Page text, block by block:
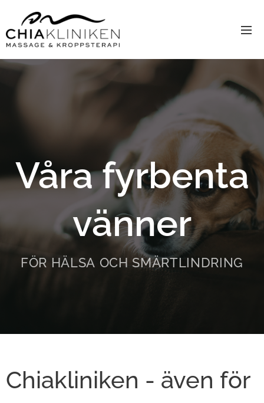
Våra fyrbenta
vänner
FÖR HÄLSA OCH SMÄRTLINDRING
Chiakliniken - även för